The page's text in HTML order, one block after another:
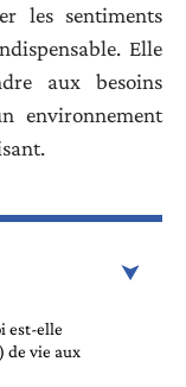
les sentiments
Elle
aux besoins
environnement
est-elle
de vie aux